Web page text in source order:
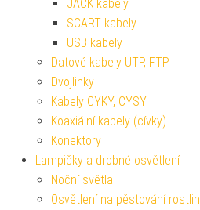
JACK kabely
SCART kabely
USB kabely
Datové kabely UTP, FTP
Dvojlinky
Kabely CYKY, CYSY
Koaxiální kabely (cívky)
Konektory
Lampičky a drobné osvětlení
Noční světla
Osvětlení na pěstování rostlin